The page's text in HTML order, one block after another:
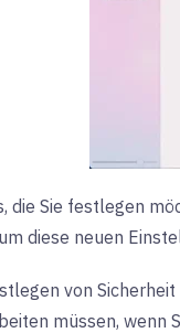
die Sie festlegen
diese neuen
von
müssen, wenn